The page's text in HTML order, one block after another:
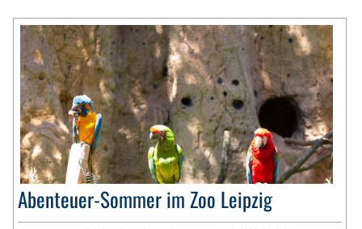
Abenteuer-Sommer im Zoo Leipzig